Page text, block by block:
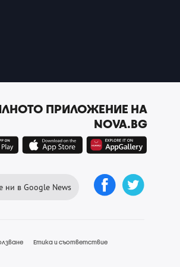
ПРИЛОЖЕНИЕ НА
NOVA.BG
ни в Google News
Етика и съответствие